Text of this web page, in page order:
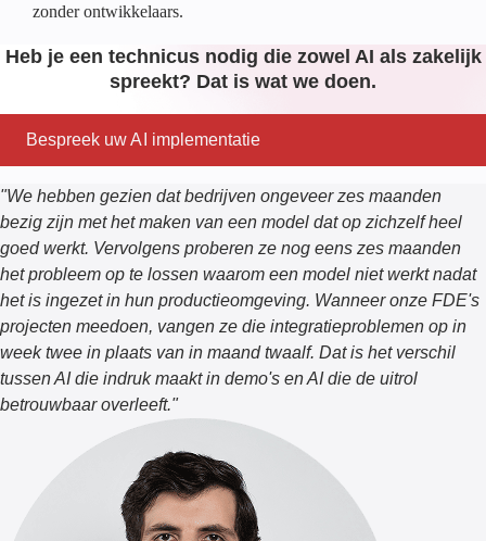
zonder ontwikkelaars.
Heb je een technicus nodig die zowel AI als zakelijk
spreekt? Dat is wat we doen.
Bespreek uw AI implementatie
"We hebben gezien dat bedrijven ongeveer zes maanden
bezig zijn met het maken van een model dat op zichzelf heel
goed werkt. Vervolgens proberen ze nog eens zes maanden
het probleem op te lossen waarom een model niet werkt nadat
het is ingezet in hun productieomgeving. Wanneer onze FDE's
projecten meedoen, vangen ze die integratieproblemen op in
week twee in plaats van in maand twaalf. Dat is het verschil
tussen AI die indruk maakt in demo's en AI die de uitrol
betrouwbaar overleeft."